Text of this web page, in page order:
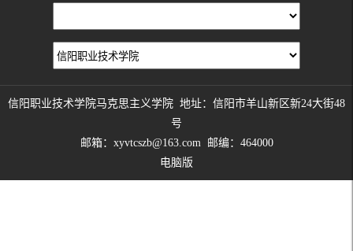
信阳职业技术学院马克思主义学院 地址：信阳市羊山新区新24大街48
号
邮箱： xyvtcszb@163.com邮编：464000
电脑版